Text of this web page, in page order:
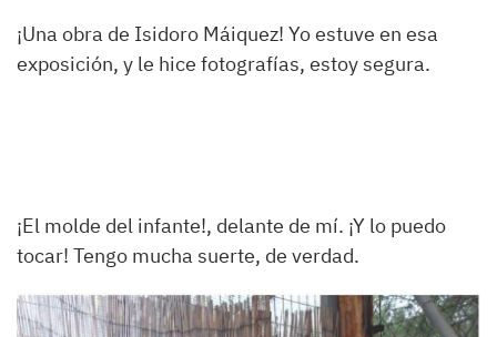
¡Una obra de Isidoro Máiquez! Yo estuve en esa
exposición, y le hice fotografías, estoy segura.
¡El molde del infante!, delante de mí. ¡Y lo puedo
tocar! Tengo mucha suerte, de verdad.